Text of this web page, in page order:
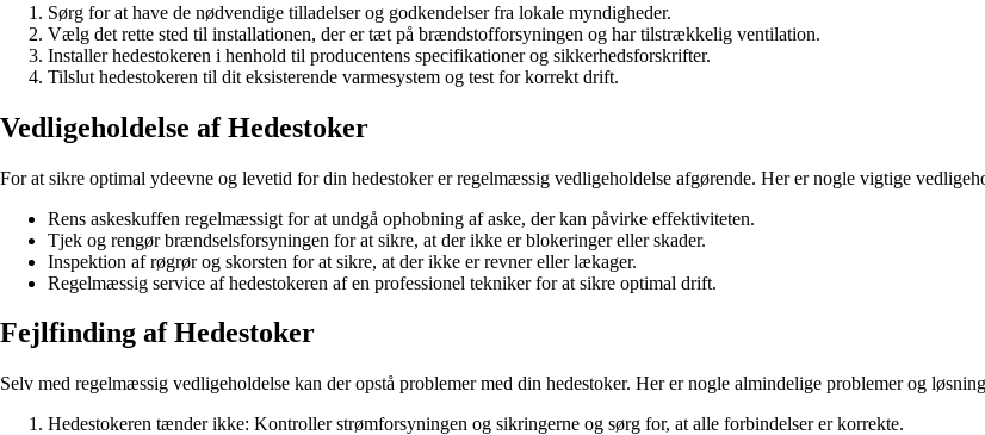
Sørg for at have de nødvendige tilladelser og godkendelser fra lokale myndigheder.
Vælg det rette sted til installationen, der er tæt på brændstofforsyningen og har tilstrækkelig ventilation.
Installer hedestokeren i henhold til producentens specifikationer og sikkerhedsforskrifter.
Tilslut hedestokeren til dit eksisterende varmesystem og test for korrekt drift.
Vedligeholdelse af Hedestoker
For at sikre optimal ydeevne og levetid for din hedestoker er regelmæssig vedligeholdelse afgørende. Her er nogle vigtige
Rens askeskuffen regelmæssigt for at undgå ophobning af aske, der kan påvirke effektiviteten.
Tjek og rengør brændselsforsyningen for at sikre, at der ikke er blokeringer eller skader.
Inspektion af røgrør og skorsten for at sikre, at der ikke er revner eller lækager.
Regelmæssig service af hedestokeren af en professionel tekniker for at sikre optimal drift.
Fejlfinding af Hedestoker
Selv med regelmæssig vedligeholdelse kan der opstå problemer med din hedestoker. Her er nogle almindelige problemer og
Hedestokeren tænder ikke: Kontroller strømforsyningen og sikringerne og sørg for, at alle forbindelser er korrekte.